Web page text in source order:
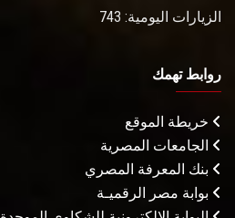
الزيارات اليومية: 743
روابط تهمك
خريطة الموقع
الجامعات المصرية
بنك المعرفة المصري
بوابة مصر الرقميـة